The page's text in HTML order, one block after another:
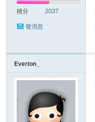
積分 2037
發消息
Everton_